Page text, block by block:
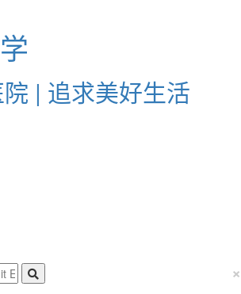
| 追求美好生活
×